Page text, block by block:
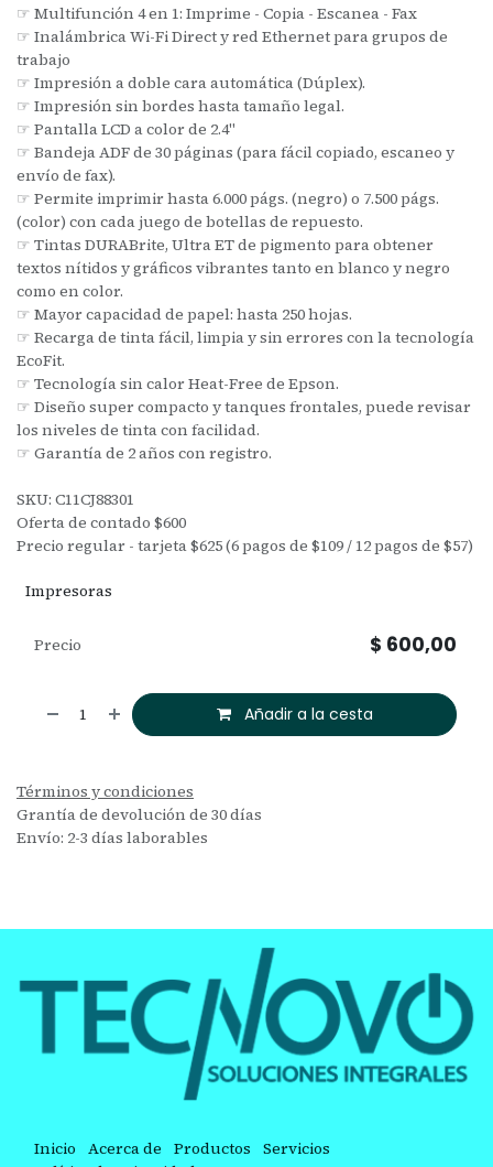
☞ Multifunción 4 en 1: Imprime - Copia - Escanea - Fax
☞ Inalámbrica Wi-Fi Direct y red Ethernet para grupos de
trabajo
☞ Impresión a doble cara automática (Dúplex).
☞ Impresión sin bordes hasta tamaño legal.
☞ Pantalla LCD a color de 2.4"
☞ Bandeja ADF de 30 páginas (para fácil copiado, escaneo y
envío de fax).
☞ Permite imprimir hasta 6.000 págs. (negro) o 7.500 págs.
(color) con cada juego de botellas de repuesto.
☞ Tintas DURABrite, Ultra ET de pigmento para obtener
textos nítidos y gráficos vibrantes tanto en blanco y negro
como en color.
☞ Mayor capacidad de papel: hasta 250 hojas.
☞ Recarga de tinta fácil, limpia y sin errores con la tecnología
EcoFit.
☞ Tecnología sin calor Heat-Free de Epson.
☞ Diseño super compacto y tanques frontales, puede revisar
los niveles de tinta con facilidad.
☞ Garantía de 2 años con registro.
SKU: C11CJ88301
Oferta de contado $600
Precio regular - tarjeta $625 (6 pagos de $109 / 12 pagos de $57)
Impresoras
Añadir a la cesta
Precio $ 600,00
Términos y condiciones
Grantía de devolución de 30 días
Envío: 2-3 días laborables
Inicio Acerca de Productos Servicios